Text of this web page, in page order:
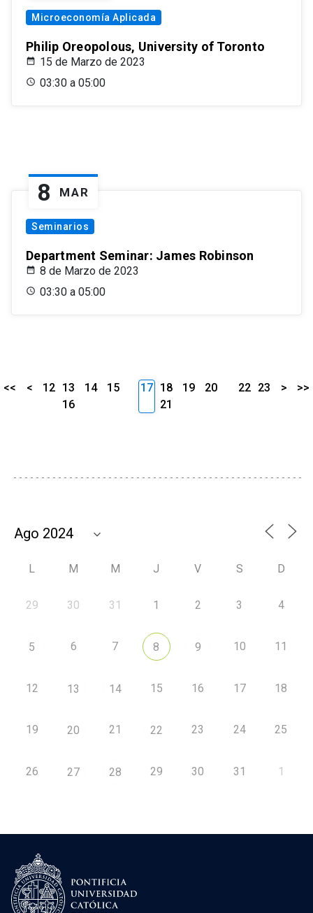
Microeconomía Aplicada
Philip Oreopolous, University of Toronto
15 de Marzo de 2023
03:30 a 05:00
8 MAR
Seminarios
Department Seminar: James Robinson
8 de Marzo de 2023
03:30 a 05:00
<< < 12 13 14
15
16
17 18 19
20
21
22 23 > >>
L M M J V S D
29 30 31 1 2 3 4
5 6 7 8 9 10 11
12 13 14 15 16 17 18
19 20 21 22 23 24 25
26 27 28 29 30 31 1